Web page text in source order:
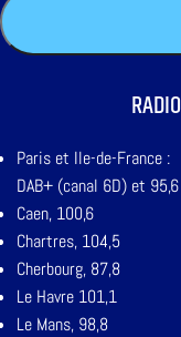
Paris et Ile-de-France :
DAB+ (canal 6D) et 95,6
Caen, 100,6
Chartres, 104,5
Cherbourg, 87,8
Le Havre 101,1
Le Mans, 98,8